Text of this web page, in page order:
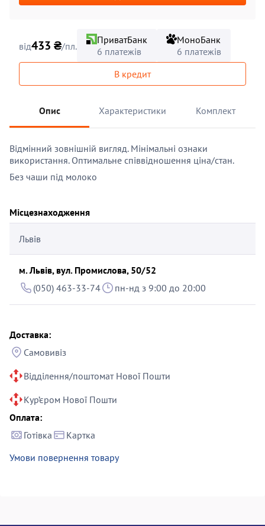
від433 ₴/пл.
ПриватБанк
6 платежів
МоноБанк
6 платежів
В кредит
Опис Характеристики Комплект
Відмінний зовнішній вигляд. Мінімальні ознаки
використання. Оптимальне співвідношення ціна/стан.
Без чаши під молоко
Місцезнаходження
Львів
м. Львів, вул. Промислова, 50/52
(050) 463-33-74
пн-нд з 9:00 до 20:00
Доставка:
Самовивіз
Відділення/поштомат Нової Пошти
Кур’єром Нової Пошти
Оплата:
Готівка
Картка
Умови повернення товару